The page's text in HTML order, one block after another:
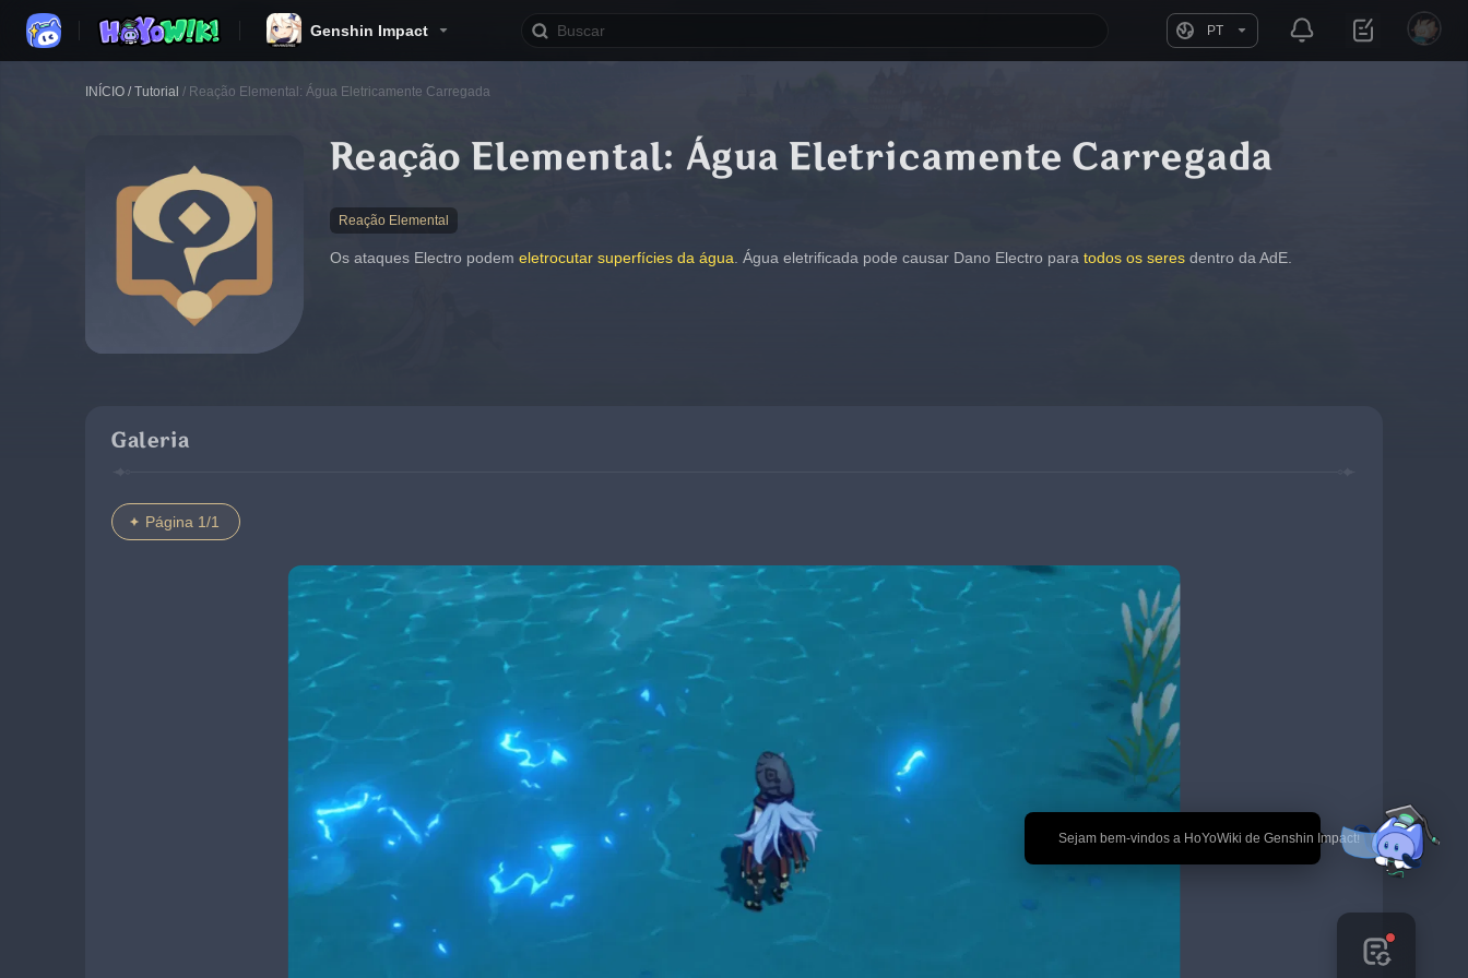
Genshin Impact PT
🎉 Sejam bem-vindos a HoYoWiki de Genshin Impact!
INÍCIO / Tutorial / Reação Elemental: Água Eletricamente Carregada
Reação Elemental: Água Eletricamente Carregada
Reação Elemental
Os ataques Electro podem eletrocutar superfícies da água . Água eletrificada pode causar Dano Electro para todos os seres dentro da AdE.
Galeria
Página 1/1